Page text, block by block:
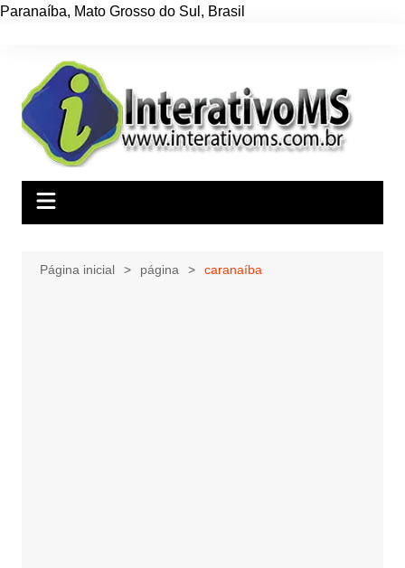
Paranaíba, Mato Grosso do Sul , Brasil
conteúdo
Página inicial página caranaíba